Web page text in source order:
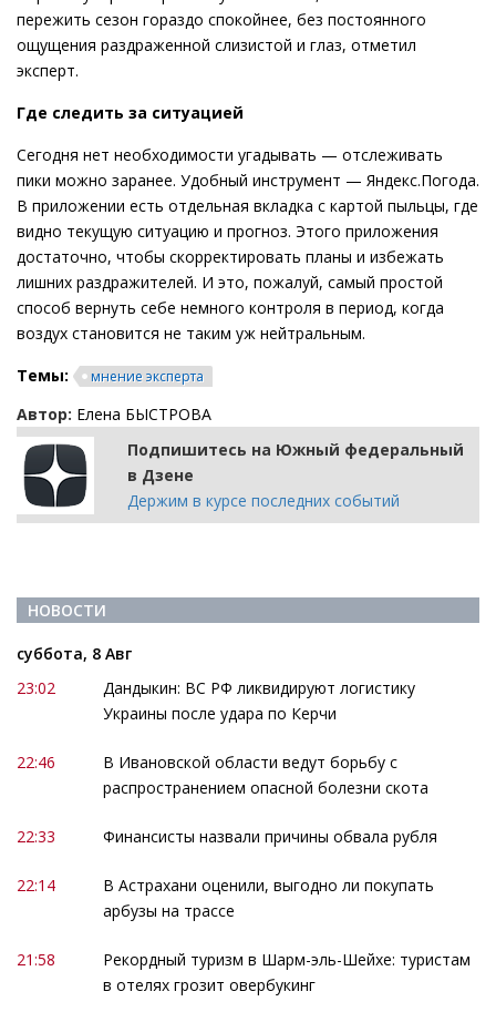
пережить сезон гораздо спокойнее, без постоянного
ощущения раздраженной слизистой и глаз, отметил
эксперт.
Где следить за ситуацией
Сегодня нет необходимости угадывать — отслеживать
пики можно заранее. Удобный инструмент — Яндекс.Погода.
В приложении есть отдельная вкладка с картой пыльцы, где
видно текущую ситуацию и прогноз. Этого приложения
достаточно, чтобы скорректировать планы и избежать
лишних раздражителей. И это, пожалуй, самый простой
способ вернуть себе немного контроля в период, когда
воздух становится не таким уж нейтральным.
Темы:
мнение эксперта
Автор: Елена БЫСТРОВА
Подпишитесь на Южный федеральный
в Дзене
Держим в курсе последних событий
НОВОСТИ
суббота, 8 Авг
23:02
Дандыкин: ВС РФ ликвидируют логистику
Украины после удара по Керчи
22:46
В Ивановской области ведут борьбу с
распространением опасной болезни скота
22:33 Финансисты назвали причины обвала рубля
22:14
В Астрахани оценили, выгодно ли покупать
арбузы на трассе
21:58
Рекордный туризм в Шарм-эль-Шейхе: туристам
в отелях грозит овербукинг